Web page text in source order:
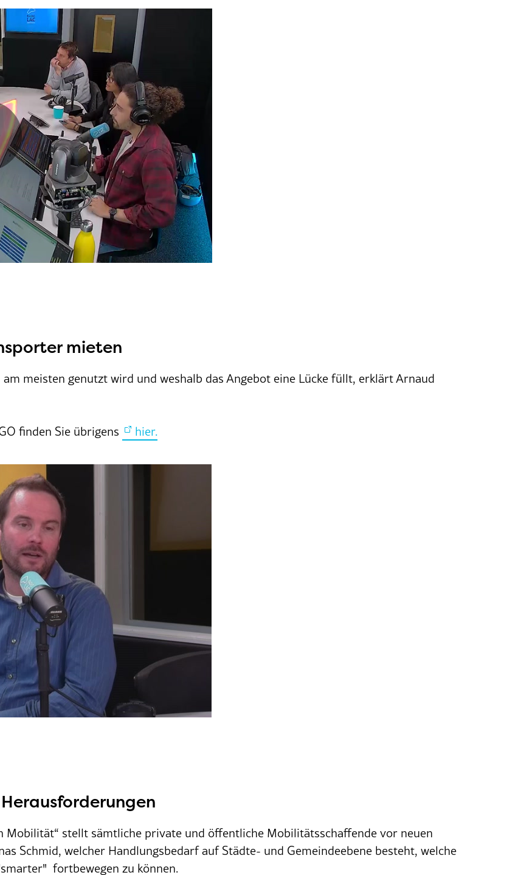
mieten
meisten genutzt wird und weshalb das Angebot eine Lücke füllt, erklärt Arnaud
finden Sie übrigens hier.
Mobilität“ stellt sämtliche private und öffentliche Mobilitätsschaffende vor neuen
Schmid, welcher Handlungsbedarf auf Städte- und Gemeindeebene besteht, welche
fortbewegen zu können.